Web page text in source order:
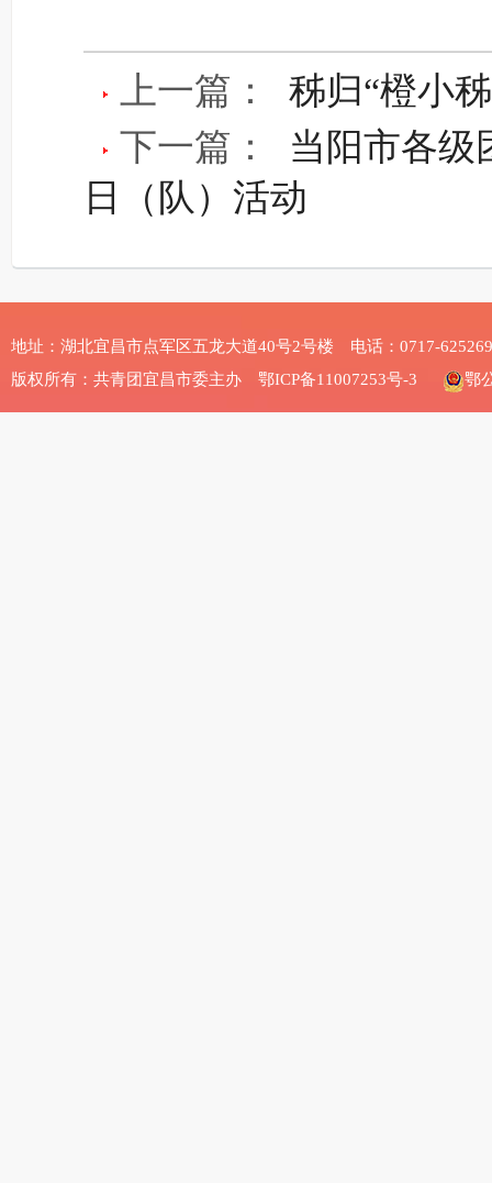
上一篇： 秭归“橙小
下一篇： 当阳市各级
日（队）活动
地址：湖北宜昌市点军区五龙大道40号2号楼 电话：0717-
版权所有：共青团宜昌市委主办 鄂ICP备11007253号-3 鄂